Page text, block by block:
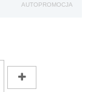
AUTOPROMOCJA